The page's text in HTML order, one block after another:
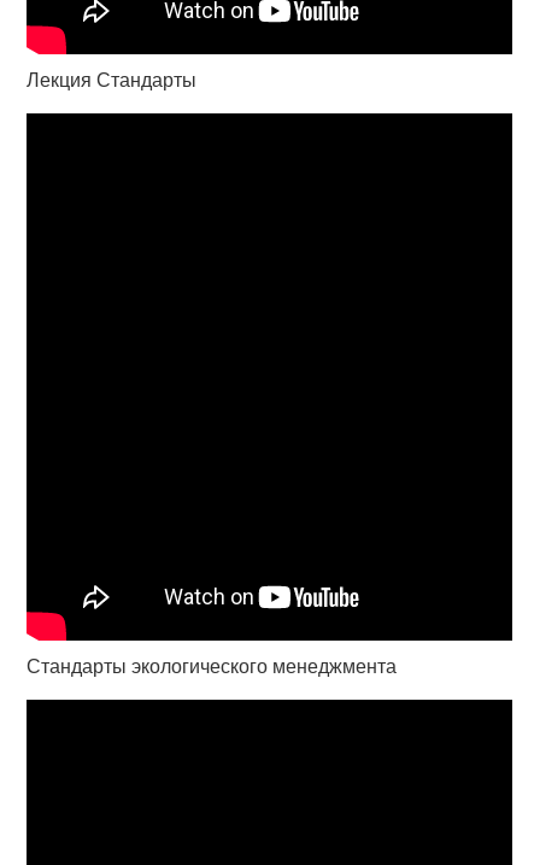
Лекция Стандарты
Стандарты экологического менеджмента